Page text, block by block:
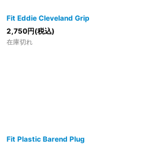
Fit Eddie Cleveland Grip
2,750円(税込)
在庫切れ
Fit Plastic Barend Plug